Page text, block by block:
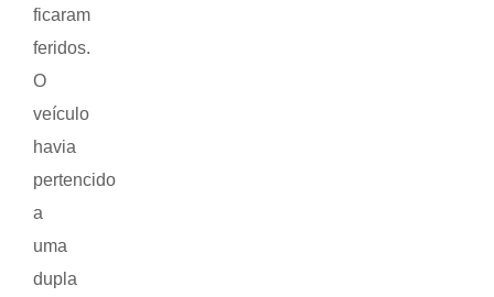
ficaram
feridos.
O
veículo
havia
pertencido
a
uma
dupla